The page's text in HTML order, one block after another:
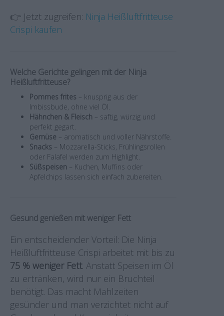
👉 Jetzt zugreifen: Ninja Heißluftfritteuse
Crispi kaufen
Welche Gerichte gelingen mit der Ninja
Heißluftfritteuse?
Pommes frites – knusprig aus der
Imbissbude, ohne viel Öl.
Hähnchen & Fleisch – saftig, würzig und
perfekt gegart.
Gemüse – aromatisch und voller Nährstoffe.
Snacks – Mozzarella-Sticks, Frühlingsrollen
oder Falafel werden zum Highlight.
Süßspeisen – Kuchen, Muffins oder
Apfelchips lassen sich einfach zubereiten.
Gesund genießen mit weniger Fett
Ein entscheidender Vorteil: Die Ninja
Heißluftfritteuse Crispi arbeitet mit bis zu
75 % weniger Fett. Anstatt Speisen im Öl
zu ertränken, wird nur ein Bruchteil
benötigt. Das macht Mahlzeiten
gesünder und man verzichtet nicht auf